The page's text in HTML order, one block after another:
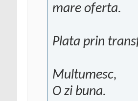
mare oferta.
Plata prin
Multumesc,
O zi buna.